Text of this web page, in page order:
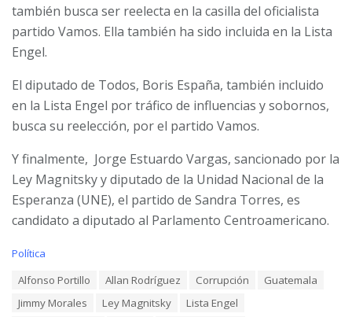
también busca ser reelecta en la casilla del oficialista
partido Vamos. Ella también ha sido incluida en la Lista
Engel.
El diputado de Todos, Boris España, también incluido
en la Lista Engel por tráfico de influencias y sobornos,
busca su reelección, por el partido Vamos.
Y finalmente, Jorge Estuardo Vargas, sancionado por la
Ley Magnitsky y diputado de la Unidad Nacional de la
Esperanza (UNE), el partido de Sandra Torres, es
candidato a diputado al Parlamento Centroamericano.
C
g
Política
g
Alfonso Portillo Allan Rodríguez Corrupción
Guatemala
Jimmy Morales
Ley Magnitsky
Lista Engel